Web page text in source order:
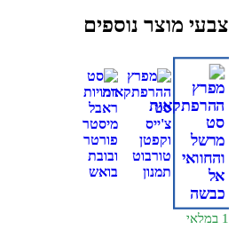
צבעי מוצר נוספים
1 במלאי